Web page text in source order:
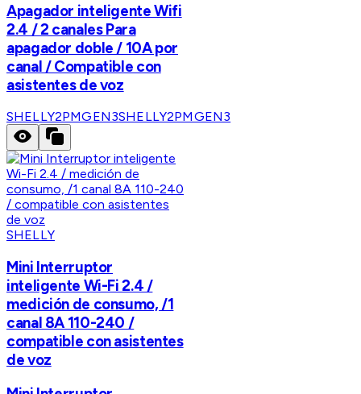
Apagador inteligente Wifi
2.4 / 2 canales Para
apagador doble / 10A por
canal / Compatible con
asistentes de voz
SHELLY2PMGEN3SHELLY2PMGEN3
SHELLY
Mini Interruptor
inteligente Wi-Fi 2.4 /
medición de consumo, /1
canal 8A 110-240 /
compatible con asistentes
de voz